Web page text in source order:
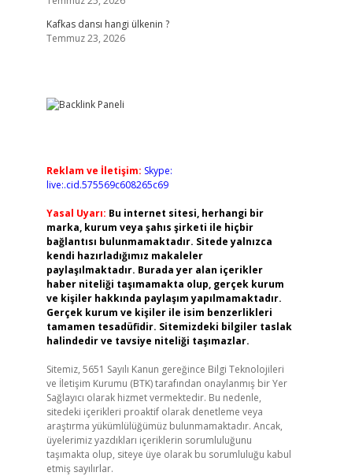
Kafkas dansı hangi ülkenin ?
Temmuz 23, 2026
Reklam ve İletişim: Skype:
live:.cid.575569c608265c69
Yasal Uyarı: Bu internet sitesi, herhangi bir
marka, kurum veya şahıs şirketi ile hiçbir
bağlantısı bulunmamaktadır. Sitede yalnızca
kendi hazırladığımız makaleler
paylaşılmaktadır. Burada yer alan içerikler
haber niteliği taşımamakta olup, gerçek kurum
ve kişiler hakkında paylaşım yapılmamaktadır.
Gerçek kurum ve kişiler ile isim benzerlikleri
tamamen tesadüfidir. Sitemizdeki bilgiler taslak
halindedir ve tavsiye niteliği taşımazlar.
Sitemiz, 5651 Sayılı Kanun gereğince Bilgi Teknolojileri
ve İletişim Kurumu (BTK) tarafından onaylanmış bir Yer
Sağlayıcı olarak hizmet vermektedir. Bu nedenle,
sitedeki içerikleri proaktif olarak denetleme veya
araştırma yükümlülüğümüz bulunmamaktadır. Ancak,
üyelerimiz yazdıkları içeriklerin sorumluluğunu
taşımakta olup, siteye üye olarak bu sorumluluğu kabul
etmiş sayılırlar.